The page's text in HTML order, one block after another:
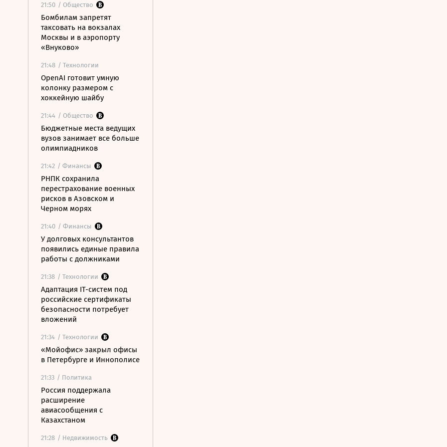
21:50 / Общество
Бомбилам запретят
таксовать на вокзалах
Москвы и в аэропорту
«Внуково»
21:48 / Технологии
OpenAI готовит умную
колонку размером с
хоккейную шайбу
21:44 / Общество
Бюджетные места ведущих
вузов занимает все больше
олимпиадников
21:42 / Финансы
РНПК сохранила
перестрахование военных
рисков в Азовском и
Черном морях
21:40 / Финансы
У долговых консультантов
появились единые правила
работы с должниками
21:38 / Технологии
Адаптация IT-систем под
российские сертификаты
безопасности потребует
вложений
21:34 / Технологии
«Мойофис» закрыл офисы
в Петербурге и Иннополисе
21:33 / Политика
Россия поддержала
расширение
авиасообщения с
Казахстаном
21:28 / Недвижимость